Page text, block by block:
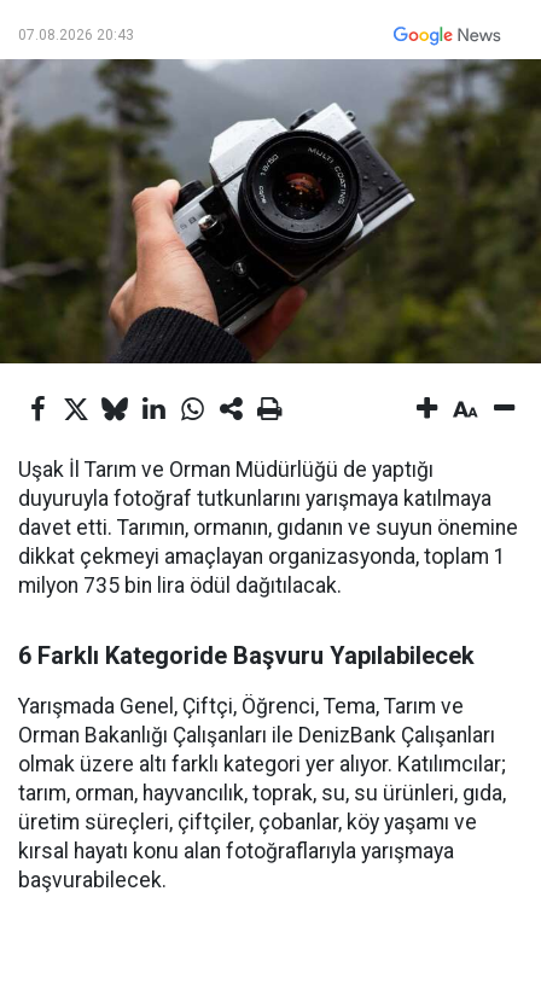
07.08.2026 20:43
Uşak İl Tarım ve Orman Müdürlüğü de yaptığı
duyuruyla fotoğraf tutkunlarını yarışmaya katılmaya
davet etti. Tarımın, ormanın, gıdanın ve suyun önemine
dikkat çekmeyi amaçlayan organizasyonda, toplam 1
milyon 735 bin lira ödül dağıtılacak.
6 Farklı Kategoride Başvuru Yapılabilecek
Yarışmada Genel, Çiftçi, Öğrenci, Tema, Tarım ve
Orman Bakanlığı Çalışanları ile DenizBank Çalışanları
olmak üzere altı farklı kategori yer alıyor. Katılımcılar;
tarım, orman, hayvancılık, toprak, su, su ürünleri, gıda,
üretim süreçleri, çiftçiler, çobanlar, köy yaşamı ve
kırsal hayatı konu alan fotoğraflarıyla yarışmaya
başvurabilecek.